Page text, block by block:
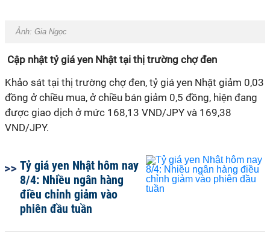
Ảnh: Gia Ngọc
Cập nhật tỷ giá yen Nhật tại thị trường chợ đen
Khảo sát tại thị trường chợ đen, tỷ giá yen Nhật giảm 0,03
đồng ở chiều mua, ở chiều bán giảm 0,5 đồng, hiện đang
được giao dịch ở mức 168,13 VND/JPY và 169,38
VND/JPY.
Tỷ giá yen Nhật hôm nay
8/4: Nhiều ngân hàng
điều chỉnh giảm vào
phiên đầu tuần